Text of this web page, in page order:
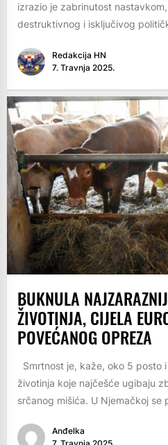
izrazio je zabrinutost
destruktivnog i isključivog
Redakcija HN
7. Travnja 2025.
BUKNULA
ŽIVOTINJA, CIJELA
POVEĆANOG OPREZA
Smrtnost je, kaže, oko 5 posto
životinja koje najčešće ugibaju
srčanog mišića. U Njemačkoj se
Anđelka